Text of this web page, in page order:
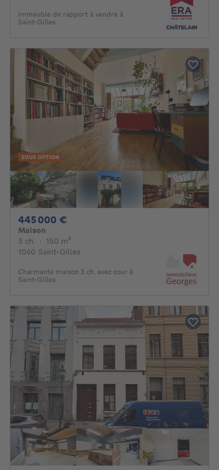
Immeuble de rapport à vendre à
Saint-Gilles
SOUS OPTION
445 000 €
Maison
3 ch. 3 chambres
· 150 m²
1060 Saint-Gilles
Charmante maison 3 ch. avec cour à
Saint-Gilles